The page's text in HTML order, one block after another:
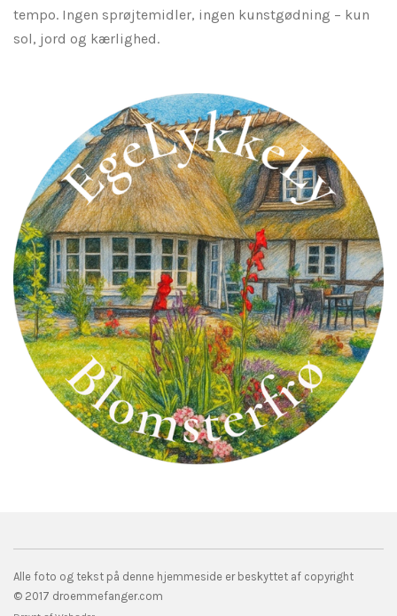
tempo. Ingen sprøjtemidler, ingen kunstgødning – kun
sol, jord og kærlighed.
Alle foto og tekst på denne hjemmeside er beskyttet af copyright
© 2017 droemmefanger.com